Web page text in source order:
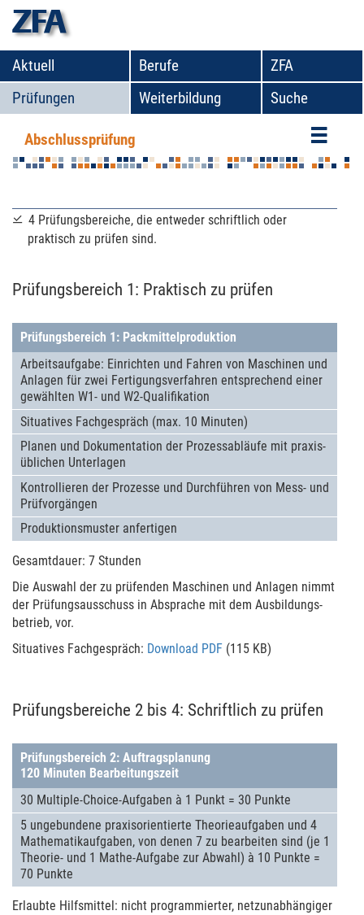
zfa
Aktuell Berufe
ZFA
Prüfungen
Weiterbildung Suche
Abschlussprüfung
Struktur der Abschlussprüfung
4 Prüfungsbereiche, die entweder schriftlich oder
praktisch zu prüfen sind.
Prüfungsbereich 1: Praktisch zu prüfen
Prüfungsbereich 1: Packmittelproduktion
Arbeits­aufgabe: Einrich­ten und Fahren von Maschi­nen und
Anlagen für zwei Ferti­gungs­ver­fahren ent­spre­chend einer
gewähl­ten W1- und W2-Qualifika­tion
Situa­tives Fachge­spräch (max. 10 Minuten)
Planen und Dokumen­ta­tion der Pro­zess­ab­läufe mit praxis­
üb­li­chen Unter­la­gen
Kontrollie­ren der Pro­zesse und Durch­füh­ren von Mess- und
Prüfvor­gän­gen
Pro­duk­ti­ons­mus­ter anfer­tigen
Gesamtdauer: 7 Stunden
Die Auswahl der zu prüfenden Maschi­nen und Anlagen nimmt
der Prüfungs­aus­schuss in Abspra­che mit dem Aus­bil­dungs­
betrieb, vor.
Situa­tives Fachge­spräch: Download PDF (115 KB)
Prüfungsbereiche 2 bis 4: Schriftlich zu prüfen
Prüfungsbereich 2: Auftragsplanung
120 Minuten Bearbeitungszeit
30 Mul­ti­ple-Choice-Auf­ga­ben à 1 Punkt = 30 Punkte
5 unge­bundene praxis­ori­en­tierte Theorie­aufga­ben und 4
Mathe­ma­tik­aufga­ben, von denen 7 zu bearbei­ten sind (je 1
Theorie- und 1 Mathe-Aufgabe zur Abwahl) à 10 Punkte =
70 Punkte
Erlaubte Hilfs­mit­tel: nicht pro­grammier­ter, netz­un­abhängiger